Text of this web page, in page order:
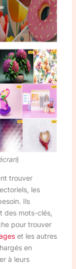
)
trouver
les
Ils
des mots-clés,
pour trouver
et les autres
en
à leurs